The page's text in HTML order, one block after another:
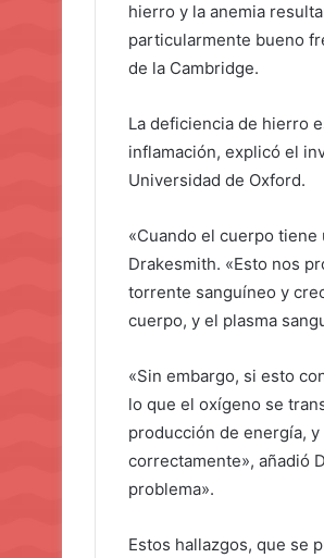
hierro y la anemia
particularmente bueno
de la Cambridge.
La deficiencia de hierro
inflamación, explicó el
Universidad de Oxford.
«Cuando el cuerpo
Drakesmith. «Esto nos
torrente sanguíneo y
cuerpo, y el plasma
«Sin embargo, si esto
lo que el oxígeno se
producción de energía,
correctamente», añadió
problema».
Estos hallazgos, que se